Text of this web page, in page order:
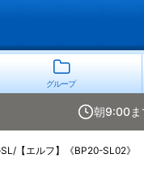
グループ
朝9:00ま
【エルフ】《BP20-SL02》